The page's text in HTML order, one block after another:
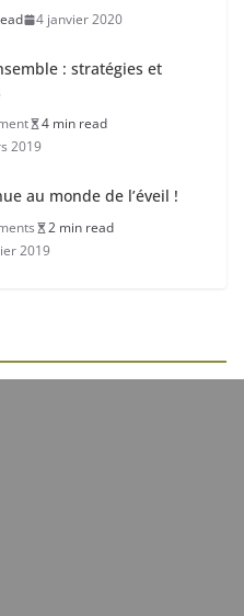
4 janvier 2020
: stratégies et
4 min read
2019
au monde de l’éveil !
2 min read
2019